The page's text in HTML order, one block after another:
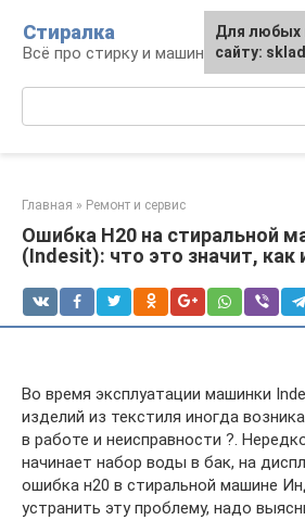
контенту
Стиралка
Всё про стирку и машинки
Главная » Ремонт и сервис
Ошибка H20 на стиральной
(Indesit): что это значит, как
Во время эксплуатации машинки
изделий из текстиля иногда
в работе и неисправности ?.
начинает набор воды в бак, на
ошибка н20 в стиральной машине
устранить эту проблему, надо
Для любых
сайту: